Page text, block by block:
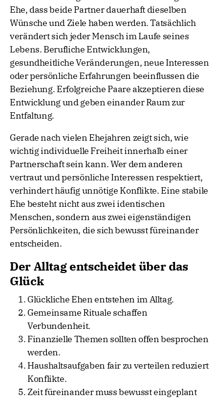
Ehe, dass beide Partner dauerhaft dieselben
Wünsche und Ziele haben werden. Tatsächlich
verändert sich jeder Mensch im Laufe seines
Lebens. Berufliche Entwicklungen,
gesundheitliche Veränderungen, neue Interessen
oder persönliche Erfahrungen beeinflussen die
Beziehung. Erfolgreiche Paare akzeptieren diese
Entwicklung und geben einander Raum zur
Entfaltung.
Gerade nach vielen Ehejahren zeigt sich, wie
wichtig individuelle Freiheit innerhalb einer
Partnerschaft sein kann. Wer dem anderen
vertraut und persönliche Interessen respektiert,
verhindert häufig unnötige Konflikte. Eine stabile
Ehe besteht nicht aus zwei identischen
Menschen, sondern aus zwei eigenständigen
Persönlichkeiten, die sich bewusst füreinander
entscheiden.
Der Alltag entscheidet über das
Glück
Glückliche Ehen entstehen im Alltag.
Gemeinsame Rituale schaffen
Verbundenheit.
Finanzielle Themen sollten offen besprochen
werden.
Haushaltsaufgaben fair zu verteilen reduziert
Konflikte.
Zeit füreinander muss bewusst eingeplant